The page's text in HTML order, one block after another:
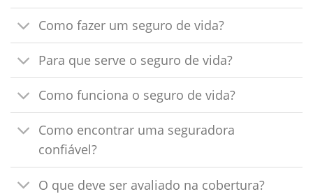
Como fazer um seguro de vida?
Para que serve o seguro de vida?
Como funciona o seguro de vida?
Como encontrar uma seguradora
confiável?
O que deve ser avaliado na cobertura?